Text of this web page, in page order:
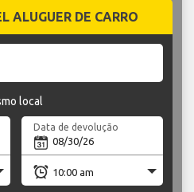
ALUGUER DE CARRO
local
Data de devolução